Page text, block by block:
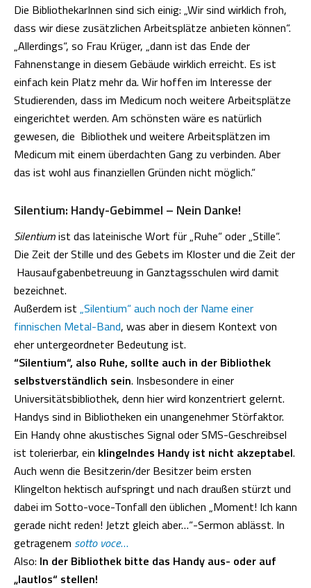
Die BibliothekarInnen sind sich einig: „Wir sind wirklich froh,
dass wir diese zusätzlichen Arbeitsplätze anbieten können“.
„Allerdings“, so Frau Krüger, „dann ist das Ende der
Fahnenstange in diesem Gebäude wirklich erreicht. Es ist
einfach kein Platz mehr da. Wir hoffen im Interesse der
Studierenden, dass im Medicum noch weitere Arbeitsplätze
eingerichtet werden. Am schönsten wäre es natürlich
gewesen, die Bibliothek und weitere Arbeitsplätzen im
Medicum mit einem überdachten Gang zu verbinden. Aber
das ist wohl aus finanziellen Gründen nicht möglich.“
Silentium: Handy-Gebimmel – Nein Danke!
Silentiumist das lateinische Wort für „Ruhe“ oder „Stille“.
Die Zeit der Stille und des Gebets im Kloster und die Zeit der
Hausaufgabenbetreuung in Ganztagsschulen wird damit
bezeichnet.
Außerdem ist „Silentium“ auch noch der Name einer
finnischen Metal-Band, was aber in diesem Kontext von
eher untergeordneter Bedeutung ist.
“Silentium“, also Ruhe, sollte auch in der Bibliothek
selbstverständlich sein. Insbesondere in einer
Universitätsbibliothek, denn hier wird konzentriert gelernt.
Handys sind in Bibliotheken ein unangenehmer Störfaktor.
Ein Handy ohne akustisches Signal oder SMS-Geschreibsel
ist tolerierbar, ein klingelndes Handy ist nicht akzeptabel.
Auch wenn die Besitzerin/der Besitzer beim ersten
Klingelton hektisch aufspringt und nach draußen stürzt und
dabei im Sotto-voce-Tonfall den üblichen „Moment! Ich kann
gerade nicht reden! Jetzt gleich aber…“-Sermon ablässt. In
getragenem sotto voce…
Also: In der Bibliothek bitte das Handy aus- oder auf
„lautlos“ stellen!